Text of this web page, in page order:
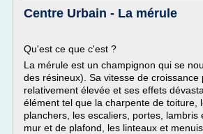
Centre Urbain - La mérule
Qu'est ce que c'est ?
La mérule est un champignon qui se
des résineux). Sa vitesse de croissance
relativement élevée et ses effets
élément tel que la charpente de toiture,
planchers, les escaliers, portes, lambris
mur et de plafond, les linteaux et